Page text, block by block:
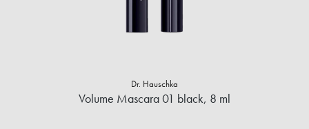
Dr. Hauschka
Volume Mascara 01 black, 8 ml